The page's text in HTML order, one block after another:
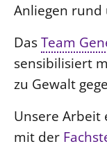
Anliegen rund
DasTeam
sensibilisiert
zu Gewalt
Unsere Arbeit
mit der